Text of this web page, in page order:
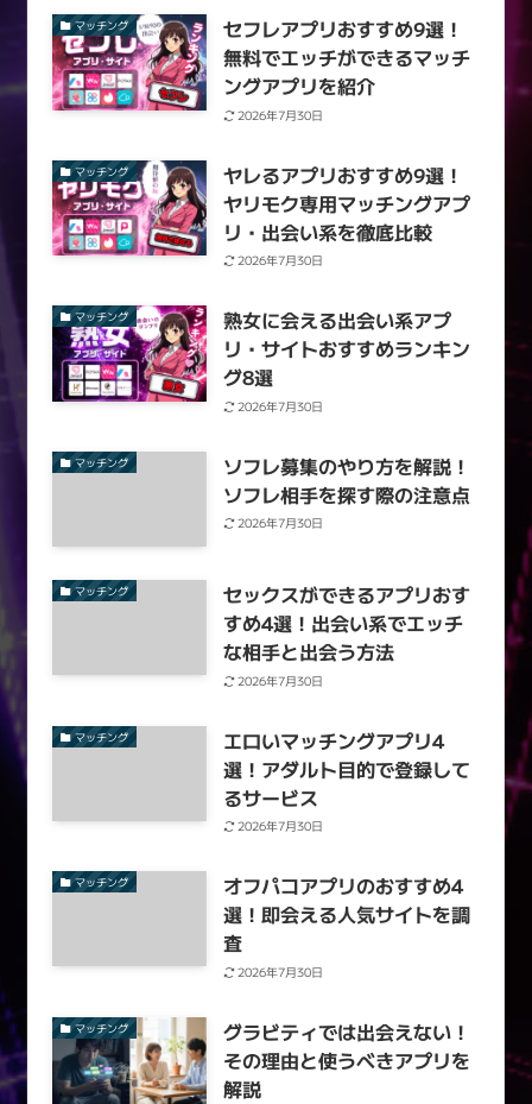
マッチング
セフレアプリおすすめ9選！
無料でエッチができるマッチ
ングアプリを紹介
2026年7月30日
マッチング
ヤレるアプリおすすめ9選！
ヤリモク専用マッチングアプ
リ・出会い系を徹底比較
2026年7月30日
マッチング
熟女に会える出会い系アプ
リ・サイトおすすめランキン
グ8選
2026年7月30日
マッチング
ソフレ募集のやり方を解説！
ソフレ相手を探す際の注意点
2026年7月30日
マッチング
セックスができるアプリおす
すめ4選！出会い系でエッチ
な相手と出会う方法
2026年7月30日
マッチング
エロいマッチングアプリ4
選！アダルト目的で登録して
るサービス
2026年7月30日
マッチング
オフパコアプリのおすすめ4
選！即会える人気サイトを調
査
2026年7月30日
マッチング
グラビティでは出会えない！
その理由と使うべきアプリを
解説